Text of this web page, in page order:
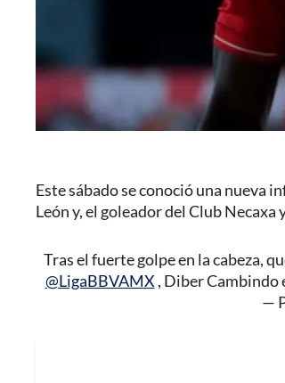
Este sábado se conoció una nueva
León y, el goleador del Club Necaxa
Tras el fuerte golpe en la cabeza,
@LigaBBVAMX , Diber Cambindo
—